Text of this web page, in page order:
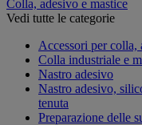
Colla, adesivo e mastice
Vedi tutte le categorie
Accessori per colla,
Colla industriale e
Nastro adesivo
Nastro adesivo,
tenuta
Preparazione delle